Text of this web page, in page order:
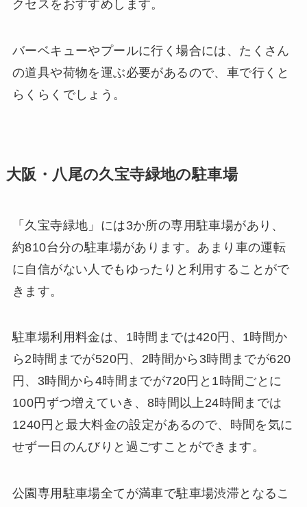
クセスをおすすめします。
バーベキューやプールに行く場合には、たくさん
の道具や荷物を運ぶ必要があるので、車で行くと
らくらくでしょう。
大阪・八尾の久宝寺緑地の駐車場
「久宝寺緑地」には3か所の専用駐車場があり、
約810台分の駐車場があります。あまり車の運転
に自信がない人でもゆったりと利用することがで
きます。
駐車場利用料金は、1時間までは420円、1時間か
ら2時間までが520円、2時間から3時間までが620
円、3時間から4時間までが720円と1時間ごとに
100円ずつ増えていき、8時間以上24時間までは
1240円と最大料金の設定があるので、時間を気に
せず一日のんびりと過ごすことができます。
公園専用駐車場全てが満車で駐車場渋滞となるこ